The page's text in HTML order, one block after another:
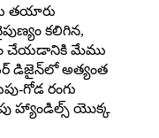
తయారు
కలిగిన,
చేయడానికి మేము
డిజైన్‌లో అత్యంత
గోడ రంగు
హ్యాండిల్స్ యొక్క